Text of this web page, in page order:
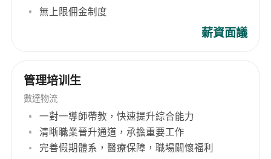
無上限佣金制度
薪資面議
管理培训生
數達物流
一對一導師帶教，快速提升綜合能力
清晰職業晉升通道，承擔重要工作
完善假期體系，醫療保障，職場關懷福利